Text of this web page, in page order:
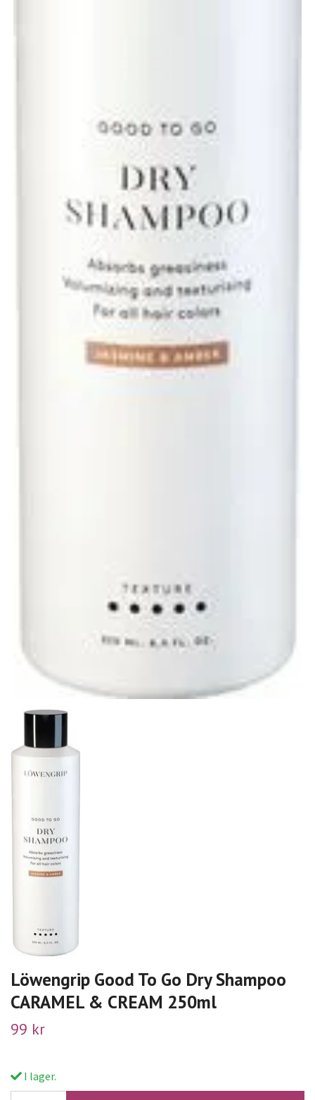
Löwengrip Good To Go Dry Shampoo
CARAMEL & CREAM 250ml
99 kr
I lager.